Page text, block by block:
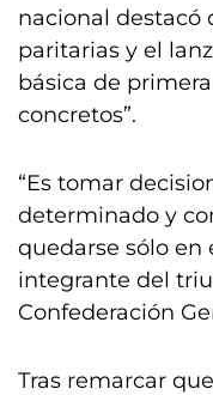
nacional destacó
paritarias y el
básica de
concretos”.
“Es tomar
determinado y
quedarse sólo en
integrante del
Confederación
Tras remarcar